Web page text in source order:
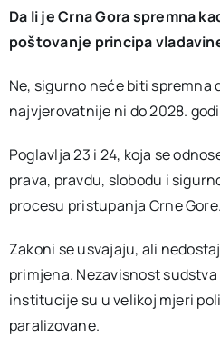
Da li je Crna Gora spremna
poštovanje principa
Ne, sigurno neće biti spremna
najvjerovatnije ni do 2028.
Poglavlja 23 i 24, koja se
prava, pravdu, slobodu i
procesu pristupanja Crne Gore.
Zakoni se usvajaju, ali
primjena. Nezavisnost sudstva
institucije su u velikoj mjeri
paralizovane.